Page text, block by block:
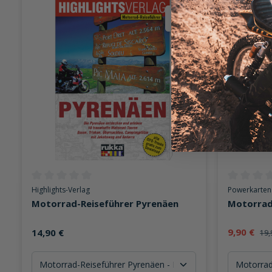
Durchschnittliche Bewertung von 0 von 5 Sternen
Highlights-Verlag
Motorrad-Reiseführer Pyrenäen
14,90 €
50%
Powerkarten
9,90 €